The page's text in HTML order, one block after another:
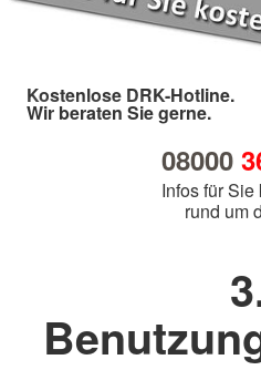
Kostenlose DRK-Hotline.
Wir beraten Sie gerne.
08000
Infos für Sie
rund um